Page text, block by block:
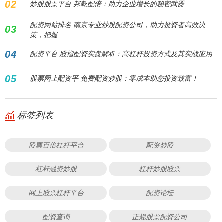
02 炒股股票平台 邦乾配倍：助力企业增长的秘密武器
03
配资网站排名 南京专业炒股配资公司，助力投资者高效决
策，把握
04 配资平台 股指配资实盘解析：高杠杆投资方式及其实战应用
05 股票网上配资平 免费配资炒股：零成本助您投资致富！
标签列表
股票百倍杠杆平台 配资炒股
杠杆融资炒股 杠杆炒股股票
网上股票杠杆平台 配资论坛
配资查询 正规股票配资公司